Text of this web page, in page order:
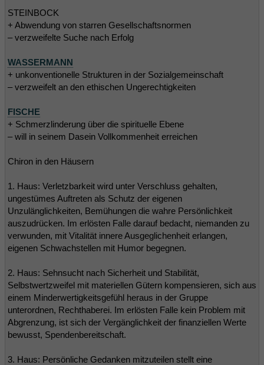
STEINBOCK
+ Abwendung von starren Gesellschaftsnormen
– verzweifelte Suche nach Erfolg
WASSERMANN
+ unkonventionelle Strukturen in der Sozialgemeinschaft
– verzweifelt an den ethischen Ungerechtigkeiten
FISCHE
+ Schmerzlinderung über die spirituelle Ebene
– will in seinem Dasein Vollkommenheit erreichen
Chiron in den Häusern
1. Haus: Verletzbarkeit wird unter Verschluss gehalten,
ungestümes Auftreten als Schutz der eigenen
Unzulänglichkeiten, Bemühungen die wahre Persönlichkeit
auszudrücken. Im erlösten Falle darauf bedacht, niemanden zu
verwunden, mit Vitalität innere Ausgeglichenheit erlangen,
eigenen Schwachstellen mit Humor begegnen.
2. Haus: Sehnsucht nach Sicherheit und Stabilität,
Selbstwertzweifel mit materiellen Gütern kompensieren, sich aus
einem Minderwertigkeitsgefühl heraus in der Gruppe
unterordnen, Rechthaberei. Im erlösten Falle kein Problem mit
Abgrenzung, ist sich der Vergänglichkeit der finanziellen Werte
bewusst, Spendenbereitschaft.
3. Haus: Persönliche Gedanken mitzuteilen stellt eine